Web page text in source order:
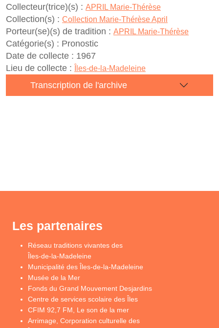
Collecteur(trice)(s) : APRIL Marie-Thérèse
Collection(s) : Collection Marie-Thérèse April
Porteur(se)(s) de tradition : APRIL Marie-Thérèse
Catégorie(s) : Pronostic
Date de collecte : 1967
Lieu de collecte :
Îles-de-la-Madeleine
Transcription de l'archive
Les partenaires
Réseau traditions vivantes des
Îles-de-la-Madeleine
Municipalité des Îles-de-la-Madeleine
Musée de la Mer
Fonds du Grand Mouvement Desjardins
Centre de services scolaire des Îles
CFIM 92,7 FM, Le son de la mer
Arrimage, Corporation culturelle des